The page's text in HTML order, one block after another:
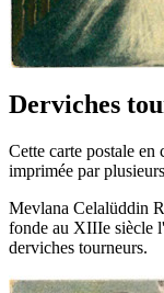
Derviches
Cette carte postale
imprimée par
Mevlana Celalüddin
fonde au XIIIe siècle
derviches tourneurs.